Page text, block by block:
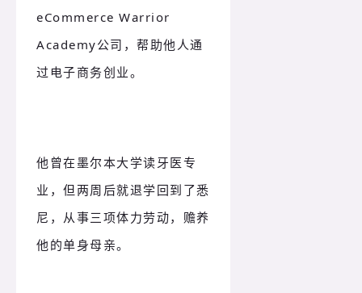
eCommerce Warrior
Academy公司，帮助他人通
过电子商务创业。
他曾在墨尔本大学读牙医专
业，但两周后就退学回到了悉
尼，从事三项体力劳动，赡养
他的单身母亲。